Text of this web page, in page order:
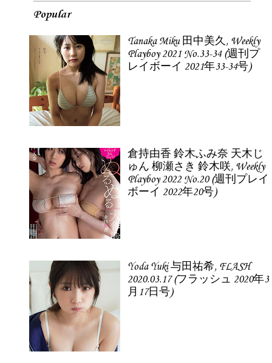
Popular
Tanaka Miku 田中美久, Weekly
Playboy 2021 No.33-34 (週刊プ
レイボーイ 2021年33-34号)
倉持由香 鈴木ふみ奈 天木じ
ゅん 柳瀬さき 鈴木咲, Weekly
Playboy 2022 No.20 (週刊プレイ
ボーイ 2022年20号)
Yoda Yuki 与田祐希, FLASH
2020.03.17 (フラッシュ 2020年3
月17日号)